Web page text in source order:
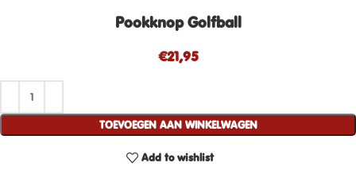
Pookknop Golfball
€21,95
TOEVOEGEN AAN WINKELWAGEN
Add to wishlist